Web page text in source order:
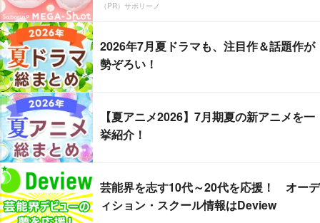
（PR）サボリーノ
2026年7月夏ドラマも、注目作＆話題作が
勢ぞろい！
【夏アニメ2026】7月期夏の新アニメを一
挙紹介！
芸能界を志す10代～20代を応援！ オーデ
ィション・スクール情報はDeview